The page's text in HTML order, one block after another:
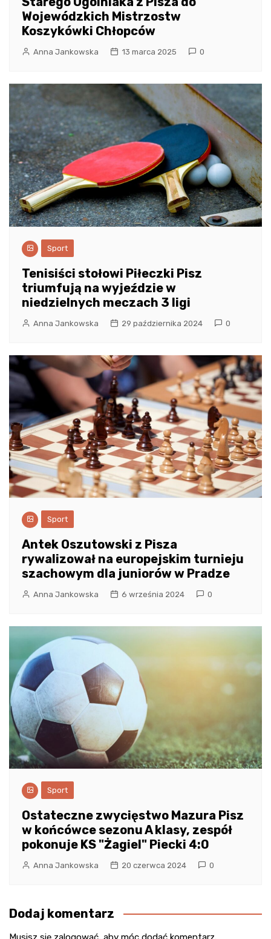
Wojewódzkich Mistrzostw
Koszykówki Chłopców
Anna Jankowska 13 marca 2025 0
Sport
Tenisiści stołowi Piłeczki Pisz
triumfują na wyjeździe w
niedzielnych meczach 3 ligi
Anna Jankowska 29 października 2024 0
Sport
Antek Oszutowski z Pisza
rywalizował na europejskim turnieju
szachowym dla juniorów w Pradze
Anna Jankowska 6 września 2024 0
Sport
Ostateczne zwycięstwo Mazura Pisz
w końcówce sezonu A klasy, zespół
pokonuje KS "Żagiel" Piecki 4:0
Anna Jankowska 20 czerwca 2024 0
Dodaj komentarz